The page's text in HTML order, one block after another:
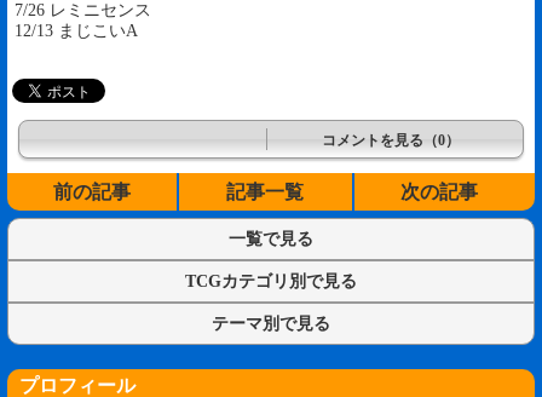
7/26 レミニセンス
12/13 まじこいA
コメントを見る（0）
前の記事 記事一覧 次の記事
一覧で見る
TCGカテゴリ別で見る
テーマ別で見る
プロフィール